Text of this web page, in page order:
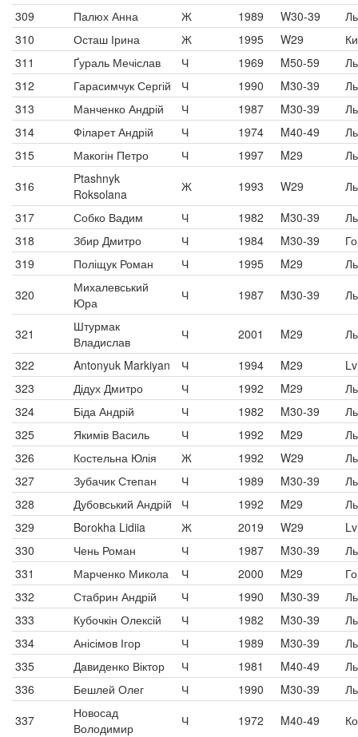
309
Палюх Анна Ж 1989 W30-39
310
Осташ Ірина Ж 1995 W29
311
Ґураль Мечіслав Ч 1969 M50-59
312
Гарасимчук Сергій Ч 1990 M30-39
313
Манченко Андрій Ч 1987 M30-39
314
Філарет Андрій Ч 1974 M40-49
315
Макогін Петро Ч 1997 M29
316
Ptashnyk
Roksolana
Ж 1993 W29
317
Собко Вадим Ч 1982 M30-39
318
Збир Дмитро Ч 1984 M30-39
319
Поліщук Роман Ч 1995 M29
320
Михалевський
Юра
Ч 1987 M30-39
321
Штурмак
Владислав
Ч 2001 M29
322
Antonyuk Markiyan Ч 1994 M29
323
Дідух Дмитро Ч 1992 M29
324
Біда Андрій Ч 1982 M30-39
325
Якимів Василь Ч 1992 M29
326
Костельна Юлія Ж 1992 W29
327
Зубачик Степан Ч 1989 M30-39
328
Дубовський Андрій Ч 1992 M29
329
Borokha Lidiia Ж 2019 W29
330
Чень Роман Ч 1987 M30-39
331
Марченко Микола Ч 2000 M29
332
Стабрин Андрій Ч 1990 M30-39
333
Кубочкін Олексій Ч 1982 M30-39
334
Анісімов Ігор Ч 1989 M30-39
335
Давиденко Віктор Ч 1981 M40-49
336
Бешлей Олег Ч 1990 M30-39
337
Новосад
Володимир
Ч 1972 M40-49